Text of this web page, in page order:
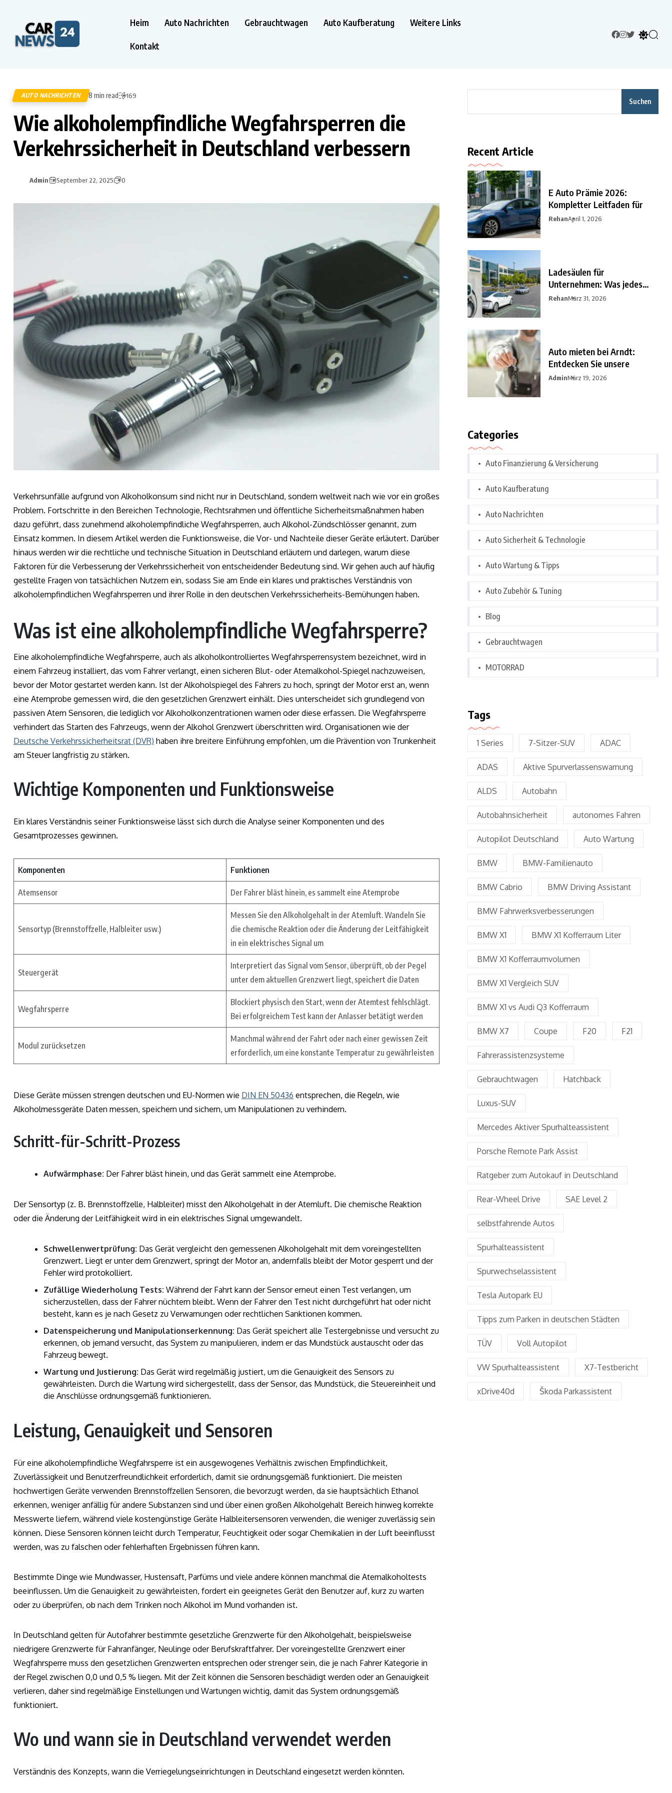
Heim Auto Nachrichten Gebrauchtwagen Auto Kaufberatung Weitere Links
Kontakt
AUTO NACHRICHTEN 8 min read 169
Wie alkoholempfindliche Wegfahrsperren die
Verkehrssicherheit in Deutschland verbessern
Admin September 22, 2025 0
Verkehrsunfälle aufgrund von Alkoholkonsum sind nicht nur in Deutschland, sondern weltweit nach wie vor ein großes
Problem. Fortschritte in den Bereichen Technologie, Rechtsrahmen und öffentliche Sicherheitsmaßnahmen haben
dazu geführt, dass zunehmend alkoholempfindliche Wegfahrsperren, auch Alkohol-Zündschlösser genannt, zum
Einsatz kommen. In diesem Artikel werden die Funktionsweise, die Vor- und Nachteile dieser Geräte erläutert. Darüber
hinaus werden wir die rechtliche und technische Situation in Deutschland erläutern und darlegen, warum diese
Faktoren für die Verbesserung der Verkehrssicherheit von entscheidender Bedeutung sind. Wir gehen auch auf häufig
gestellte Fragen von tatsächlichen Nutzern ein, sodass Sie am Ende ein klares und praktisches Verständnis von
alkoholempfindlichen Wegfahrsperren und ihrer Rolle in den deutschen Verkehrssicherheits-Bemühungen haben.
Was ist eine alkoholempfindliche Wegfahrsperre?
Eine alkoholempfindliche Wegfahrsperre, auch als alkoholkontrolliertes Wegfahrsperrensystem bezeichnet, wird in
einem Fahrzeug installiert, das vom Fahrer verlangt, einen sicheren Blut- oder Atemalkohol-Spiegel nachzuweisen,
bevor der Motor gestartet werden kann. Ist der Alkoholspiegel des Fahrers zu hoch, springt der Motor erst an, wenn
eine Atemprobe gemessen wird, die den gesetzlichen Grenzwert einhält. Dies unterscheidet sich grundlegend von
passiven Atem Sensoren, die lediglich vor Alkoholkonzentrationen warnen oder diese erfassen. Die Wegfahrsperre
verhindert das Starten des Fahrzeugs, wenn der Alkohol Grenzwert überschritten wird. Organisationen wie der
Deutsche Verkehrssicherheitsrat (DVR) haben ihre breitere Einführung empfohlen, um die Prävention von Trunkenheit
am Steuer langfristig zu stärken.
Wichtige Komponenten und Funktionsweise
Ein klares Verständnis seiner Funktionsweise lässt sich durch die Analyse seiner Komponenten und des
Gesamtprozesses gewinnen.
Komponenten Funktionen
Atemsensor Der Fahrer bläst hinein, es sammelt eine Atemprobe
Sensortyp (Brennstoffzelle, Halbleiter usw.)
Messen Sie den Alkoholgehalt in der Atemluft. Wandeln Sie
die chemische Reaktion oder die Änderung der Leitfähigkeit
in ein elektrisches Signal um
Steuergerät
Interpretiert das Signal vom Sensor, überprüft, ob der Pegel
unter dem aktuellen Grenzwert liegt, speichert die Daten
Wegfahrsperre
Blockiert physisch den Start, wenn der Atemtest fehlschlägt.
Bei erfolgreichem Test kann der Anlasser betätigt werden
Modul zurücksetzen
Manchmal während der Fahrt oder nach einer gewissen Zeit
erforderlich, um eine konstante Temperatur zu gewährleisten
Diese Geräte müssen strengen deutschen und EU-Normen wie DIN EN 50436 entsprechen, die Regeln, wie
Alkoholmessgeräte Daten messen, speichern und sichern, um Manipulationen zu verhindern.
Schritt-für-Schritt-Prozess
Aufwärmphase: Der Fahrer bläst hinein, und das Gerät sammelt eine Atemprobe.
Der Sensortyp (z. B. Brennstoffzelle, Halbleiter) misst den Alkoholgehalt in der Atemluft. Die chemische Reaktion
oder die Änderung der Leitfähigkeit wird in ein elektrisches Signal umgewandelt.
Schwellenwertprüfung: Das Gerät vergleicht den gemessenen Alkoholgehalt mit dem voreingestellten
Grenzwert. Liegt er unter dem Grenzwert, springt der Motor an, andernfalls bleibt der Motor gesperrt und der
Fehler wird protokolliert.
Zufällige Wiederholung Tests: Während der Fahrt kann der Sensor erneut einen Test verlangen, um
sicherzustellen, dass der Fahrer nüchtern bleibt. Wenn der Fahrer den Test nicht durchgeführt hat oder nicht
besteht, kann es je nach Gesetz zu Verwarnungen oder rechtlichen Sanktionen kommen.
Datenspeicherung und Manipulationserkennung: Das Gerät speichert alle Testergebnisse und versucht zu
erkennen, ob jemand versucht, das System zu manipulieren, indem er das Mundstück austauscht oder das
Fahrzeug bewegt.
Wartung und Justierung: Das Gerät wird regelmäßig justiert, um die Genauigkeit des Sensors zu
gewährleisten. Durch die Wartung wird sichergestellt, dass der Sensor, das Mundstück, die Steuereinheit und
die Anschlüsse ordnungsgemäß funktionieren.
Leistung, Genauigkeit und Sensoren
Für eine alkoholempfindliche Wegfahrsperre ist ein ausgewogenes Verhältnis zwischen Empfindlichkeit,
Zuverlässigkeit und Benutzerfreundlichkeit erforderlich, damit sie ordnungsgemäß funktioniert. Die meisten
hochwertigen Geräte verwenden Brennstoffzellen Sensoren, die bevorzugt werden, da sie hauptsächlich Ethanol
erkennen, weniger anfällig für andere Substanzen sind und über einen großen Alkoholgehalt Bereich hinweg korrekte
Messwerte liefern, während viele kostengünstige Geräte Halbleitersensoren verwenden, die weniger zuverlässig sein
können. Diese Sensoren können leicht durch Temperatur, Feuchtigkeit oder sogar Chemikalien in der Luft beeinflusst
werden, was zu falschen oder fehlerhaften Ergebnissen führen kann.
Bestimmte Dinge wie Mundwasser, Hustensaft, Parfüms und viele andere können manchmal die Atemalkoholtests
beeinflussen. Um die Genauigkeit zu gewährleisten, fordert ein geeignetes Gerät den Benutzer auf, kurz zu warten
oder zu überprüfen, ob nach dem Trinken noch Alkohol im Mund vorhanden ist.
In Deutschland gelten für Autofahrer bestimmte gesetzliche Grenzwerte für den Alkoholgehalt, beispielsweise
niedrigere Grenzwerte für Fahranfänger, Neulinge oder Berufskraftfahrer. Der voreingestellte Grenzwert einer
Wegfahrsperre muss den gesetzlichen Grenzwerten entsprechen oder strenger sein, die je nach Fahrer Kategorie in
der Regel zwischen 0,0 und 0,5 % liegen. Mit der Zeit können die Sensoren beschädigt werden oder an Genauigkeit
verlieren, daher sind regelmäßige Einstellungen und Wartungen wichtig, damit das System ordnungsgemäß
funktioniert.
Wo und wann sie in Deutschland verwendet werden
Verständnis des Konzepts, wann die Verriegelungseinrichtungen in Deutschland eingesetzt werden könnten.
Suchen
Recent Article
E Auto Prämie 2026:
Kompletter Leitfaden für
RehanApril 1, 2026
Ladesäulen für
Unternehmen: Was jedes
Unternehmen im
RehanMärz 31, 2026
Auto mieten bei Arndt:
Entdecken Sie unsere
AdminMärz 19, 2026
Categories
Auto Finanzierung & Versicherung
Auto Kaufberatung
Auto Nachrichten
Auto Sicherheit & Technologie
Auto Wartung & Tipps
Auto Zubehör & Tuning
Blog
Gebrauchtwagen
MOTORRAD
Tags
1 Series 7-Sitzer-SUV ADAC
ADAS Aktive Spurverlassenswarnung
ALDS Autobahn
Autobahnsicherheit autonomes Fahren
Autopilot Deutschland Auto Wartung
BMW BMW-Familienauto
BMW Cabrio BMW Driving Assistant
BMW Fahrwerksverbesserungen
BMW X1 BMW X1 Kofferraum Liter
BMW X1 Kofferraumvolumen
BMW X1 Vergleich SUV
BMW X1 vs Audi Q3 Kofferraum
BMW X7 Coupe F20 F21
Fahrerassistenzsysteme
Gebrauchtwagen Hatchback
Luxus-SUV
Mercedes Aktiver Spurhalteassistent
Porsche Remote Park Assist
Ratgeber zum Autokauf in Deutschland
Rear-Wheel Drive SAE Level 2
selbstfahrende Autos
Spurhalteassistent
Spurwechselassistent
Tesla Autopark EU
Tipps zum Parken in deutschen Städten
TÜV Voll Autopilot
VW Spurhalteassistent X7-Testbericht
xDrive40d Škoda Parkassistent